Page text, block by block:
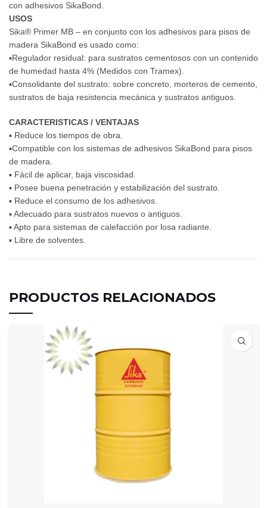
con adhesivos SikaBond.
USOS
Sika® Primer MB – en conjunto con los adhesivos para pisos de
madera SikaBond es usado como:
▪Regulador residual: para sustratos cementosos con un contenido
de humedad hasta 4% (Medidos con Tramex).
▪Consolidante del sustrato: sobre concreto, morteros de cemento,
sustratos de baja resistencia mecánica y sustratos antiguos.
CARACTERISTICAS / VENTAJAS
▪ Reduce los tiempos de obra.
▪Compatible con los sistemas de adhesivos SikaBond para pisos
de madera.
▪ Fácil de aplicar, baja viscosidad.
▪ Posee buena penetración y estabilización del sustrato.
▪ Reduce el consumo de los adhesivos.
▪ Adecuado para sustratos nuevos o antiguos.
▪ Apto para sistemas de calefacción por losa radiante.
▪ Libre de solventes.
PRODUCTOS RELACIONADOS